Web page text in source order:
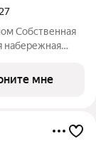
появится
мне